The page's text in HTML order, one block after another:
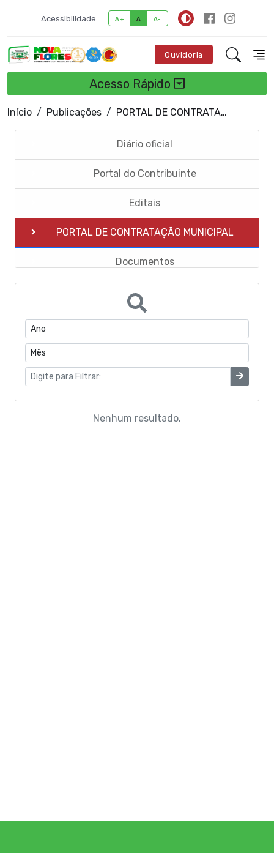
Acessibilidade A+ A A-
Ouvidoria
Acesso Rápido
Início Publicações PORTAL DE CONTRATAÇÃO MUNICIPAL
Diário oficial
Portal do Contribuinte
Editais
PORTAL DE CONTRATAÇÃO MUNICIPAL
Documentos
Manuais
Concurso Público
Nenhum resultado.